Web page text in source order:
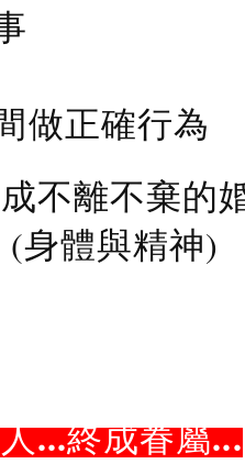
做正確行為
不離不棄的
身體與精神)
...終成眷屬...